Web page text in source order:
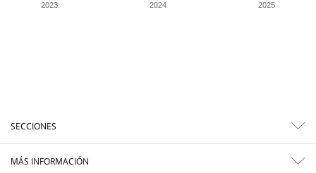
2023 2024 2025
SECCIONES
MÁS INFORMACIÓN